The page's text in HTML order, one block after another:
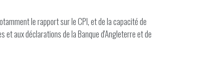
le rapport sur le CPI, et de la capacité de
aux déclarations de la Banque d'Angleterre et de